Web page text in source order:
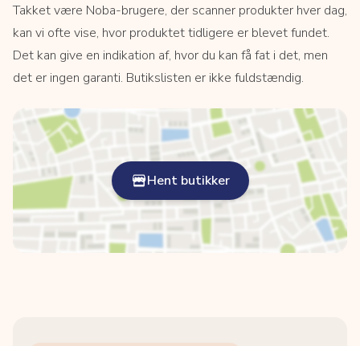
Takket være Noba-brugere, der scanner produkter hver dag,
kan vi ofte vise, hvor produktet tidligere er blevet fundet.
Det kan give en indikation af, hvor du kan få fat i det, men
det er ingen garanti. Butikslisten er ikke fuldstændig.
Hent butikker